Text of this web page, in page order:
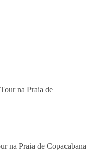
na Praia de Copacabana